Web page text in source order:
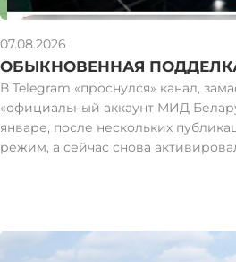
07.08.2026
ОБЫКНОВЕННАЯ
В Telegram «проснулся» канал,
«официальный аккаунт МИД
январе, после нескольких
режим, а сейчас снова
аферистов и иностранных спецслужб! Официальный